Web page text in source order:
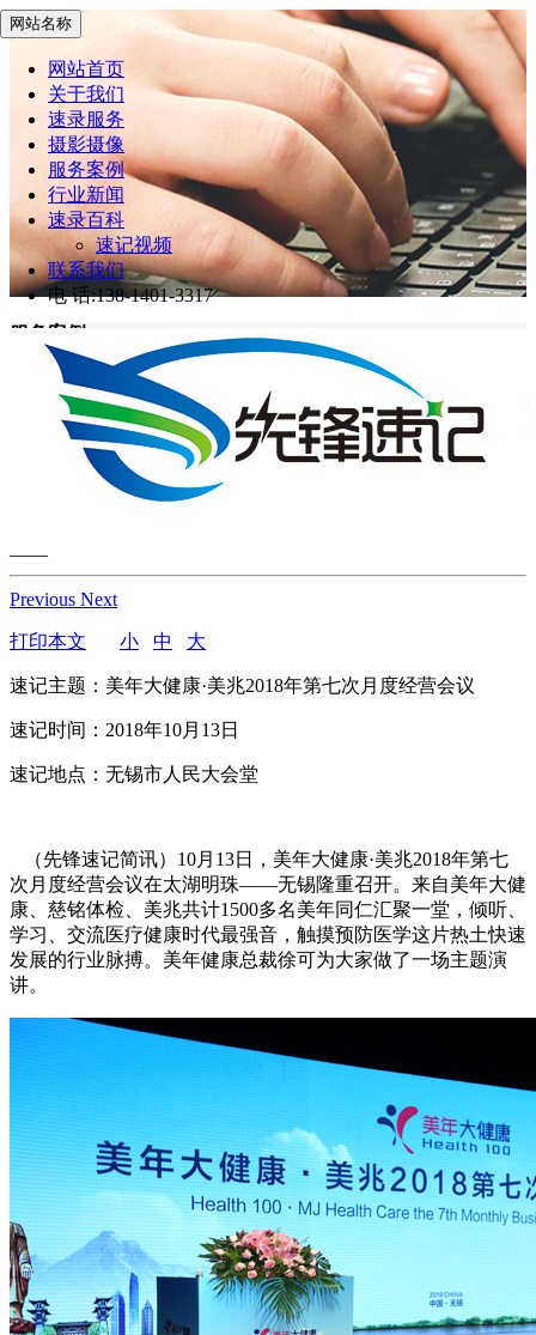
网站名称
网站首页
关于我们
速录服务
摄影摄像
服务案例
行业新闻
速录百科
速记视频
联系我们
电 话:138-1401-3317
服务案例
先锋速记> 服务案例
网站首页
服务案例
美年大健康·美兆2018年第七次月度经营会议
——
Previous Next
打印本文 小 中 大
速记主题：美年大健康·美兆2018年第七次月度经营会议
速记时间：2018年10月13日
速记地点：无锡市人民大会堂
（先锋速记简讯）10月13日，美年大健康·美兆2018年第七
次月度经营会议在太湖明珠——无锡隆重召开。来自美年大健
康、慈铭体检、美兆共计1500多名美年同仁汇聚一堂，倾听、
学习、交流医疗健康时代最强音，触摸预防医学这片热土快速
发展的行业脉搏。美年健康总裁徐可为大家做了一场主题演
讲。